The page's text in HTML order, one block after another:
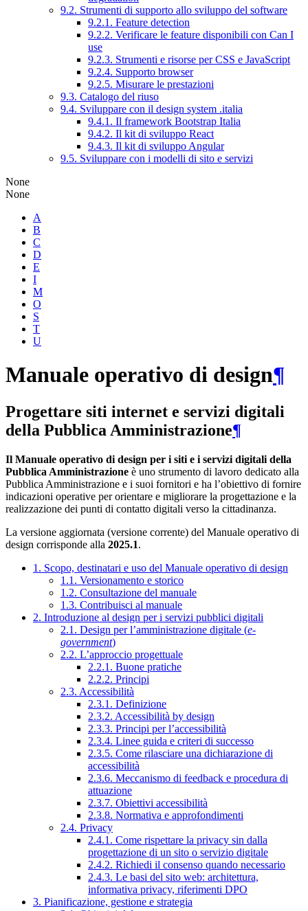
9.2. Strumenti di supporto allo sviluppo del software
9.2.1. Feature detection
9.2.2. Verificare le feature disponibili con Can I
use
9.2.3. Strumenti e risorse per CSS e JavaScript
9.2.4. Supporto browser
9.2.5. Misurare le prestazioni
9.3. Catalogo del riuso
9.4. Sviluppare con il design system .italia
9.4.1. Il framework Bootstrap Italia
9.4.2. Il kit di sviluppo React
9.4.3. Il kit di sviluppo Angular
9.5. Sviluppare con i modelli di sito e servizi
None
None
A
B
C
D
E
I
M
O
S
T
U
Manuale operativo di design¶
Progettare siti internet e servizi digitali
della Pubblica Amministrazione¶
Il Manuale operativo di design per i siti e i servizi digitali della
Pubblica Amministrazione è uno strumento di lavoro dedicato alla
Pubblica Amministrazione e i suoi fornitori e ha l’obiettivo di fornire
indicazioni operative per orientare e migliorare la progettazione e la
realizzazione dei punti di contatto digitali verso la cittadinanza.
La versione aggiornata (versione corrente) del Manuale operativo di
design corrisponde alla 2025.1.
1. Scopo, destinatari e uso del Manuale operativo di design
1.1. Versionamento e storico
1.2. Consultazione del manuale
1.3. Contribuisci al manuale
2. Introduzione al design per i servizi pubblici digitali
2.1. Design per l’amministrazione digitale (e-
government)
2.2. L’approccio progettuale
2.2.1. Buone pratiche
2.2.2. Principi
2.3. Accessibilità
2.3.1. Definizione
2.3.2. Accessibilità by design
2.3.3. Principi per l’accessibilità
2.3.4. Linee guida e criteri di successo
2.3.5. Come rilasciare una dichiarazione di
accessibilità
2.3.6. Meccanismo di feedback e procedura di
attuazione
2.3.7. Obiettivi accessibilità
2.3.8. Normativa e approfondimenti
2.4. Privacy
2.4.1. Come rispettare la privacy sin dalla
progettazione di un sito o servizio digitale
2.4.2. Richiedi il consenso quando necessario
2.4.3. Le basi del sito web: architettura,
informativa privacy, riferimenti DPO
3. Pianificazione, gestione e strategia